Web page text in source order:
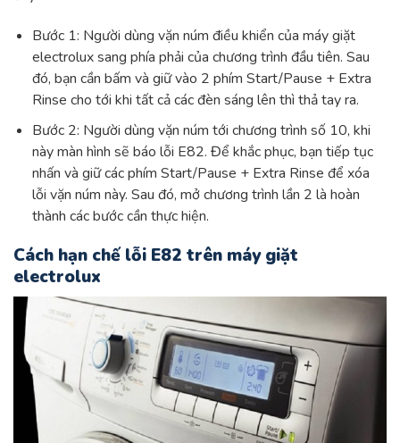
Bước 1: Người dùng vặn núm điều khiển của máy giặt
electrolux sang phía phải của chương trình đầu tiên. Sau
đó, bạn cần bấm và giữ vào 2 phím Start/Pause + Extra
Rinse cho tới khi tất cả các đèn sáng lên thì thả tay ra.
Bước 2: Người dùng vặn núm tới chương trình số 10, khi
này màn hình sẽ báo lỗi E82. Để khắc phục, bạn tiếp tục
nhấn và giữ các phím Start/Pause + Extra Rinse để xóa
lỗi vặn núm này. Sau đó, mở chương trình lần 2 là hoàn
thành các bước cần thực hiện.
Cách hạn chế lỗi E82 trên máy giặt
electrolux